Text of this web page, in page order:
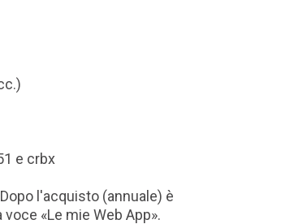
e crbx
l'acquisto (annuale) è
«Le mie Web App».